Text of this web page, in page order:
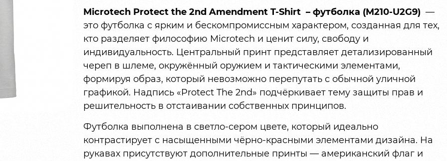
Microtech Protect the 2nd Amendment T-Shirt – футболка (M210-U2G9) —
это футболка с ярким и бескомпромиссным характером, созданная для тех,
кто разделяет философию Microtech и ценит силу, свободу и
индивидуальность. Центральный принт представляет детализированный
череп в шлеме, окружённый оружием и тактическими элементами,
формируя образ, который невозможно перепутать с обычной уличной
графикой. Надпись «Protect The 2nd» подчёркивает тему защиты прав и
решительность в отстаивании собственных принципов.
Футболка выполнена в светло-сером цвете, который идеально
контрастирует с насыщенными чёрно-красными элементами дизайна. На
рукавах присутствуют дополнительные принты — американский флаг и